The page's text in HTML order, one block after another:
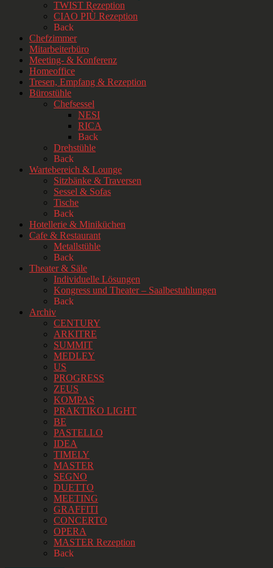
TWIST Rezeption
CIAO PIÙ Rezeption
Back
Chefzimmer
Mitarbeiterbüro
Meeting- & Konferenz
Homeoffice
Tresen, Empfang & Rezeption
Bürostühle
Chefsessel
NESI
RICA
Back
Drehstühle
Back
Wartebereich & Lounge
Sitzbänke & Traversen
Sessel & Sofas
Tische
Back
Hotellerie & Miniküchen
Cafe & Restaurant
Metallstühle
Back
Theater & Säle
Individuelle Lösungen
Kongress und Theater – Saalbestuhlungen
Back
Archiv
CENTURY
ARKITRE
SUMMIT
MEDLEY
US
PROGRESS
ZEUS
KOMPAS
PRAKTIKO LIGHT
BE
PASTELLO
IDEA
TIMELY
MASTER
SEGNO
DUETTO
MEETING
GRAFFITI
CONCERTO
OPERA
MASTER Rezeption
Back